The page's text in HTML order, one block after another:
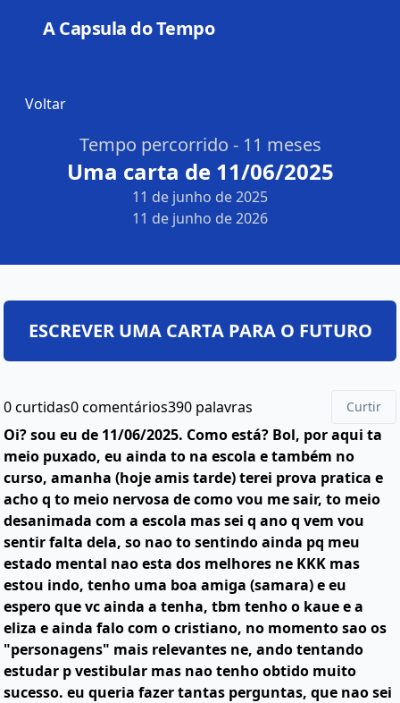
A Capsula do Tempo
Voltar
Tempo percorrido - 11 meses
Uma carta de 11/06/2025
11 de junho de 2025
11 de junho de 2026
0 curtidas0 comentários390 palavras Curtir
Oi? sou eu de 11/06/2025. Como está? Bol, por aqui ta
meio puxado, eu ainda to na escola e também no
curso, amanha (hoje amis tarde) terei prova pratica e
acho q to meio nervosa de como vou me sair, to meio
desanimada com a escola mas sei q ano q vem vou
sentir falta dela, so nao to sentindo ainda pq meu
estado mental nao esta dos melhores ne KKK mas
estou indo, tenho uma boa amiga (samara) e eu
espero que vc ainda a tenha, tbm tenho o kaue e a
eliza e ainda falo com o cristiano, no momento sao os
"personagens" mais relevantes ne, ando tentando
estudar p vestibular mas nao tenho obtido muito
sucesso. eu queria fazer tantas perguntas, que nao sei
ESCREVER UMA CARTA PARA O FUTURO